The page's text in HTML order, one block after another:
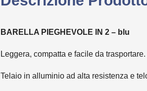
BARELLA PIEGHEVOLE IN 2 – blu
Leggera, compatta e facile da trasportare.
Telaio in alluminio ad alta resistenza e